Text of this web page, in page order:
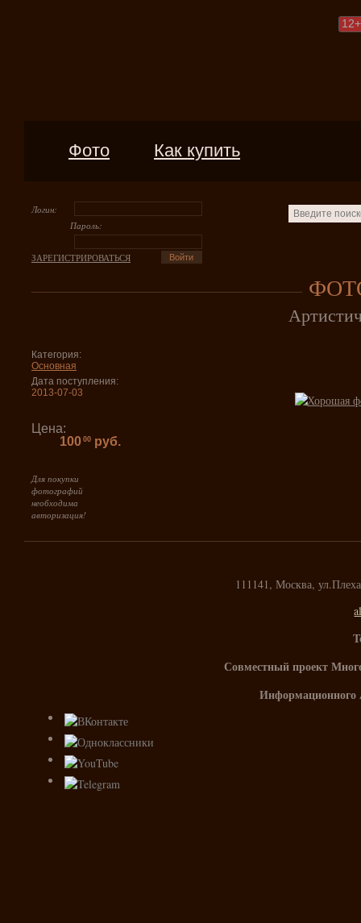
12+
Фото Как купить
Логин:
Пароль:
ЗАРЕГИСТРИРОВАТЬСЯ
Категория:
Основная
Дата поступления:
2013-07-03
Цена:
100 00 руб.
Для покупки
фотографий
необходима
авторизация!
111141, Москва,
Совместный проект